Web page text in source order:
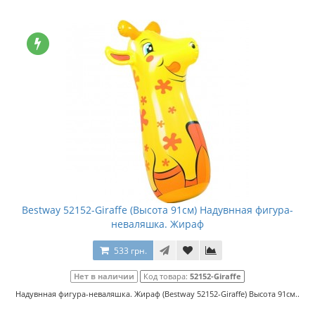
Bestway 52152-Giraffe (Высота 91см) Надувнная фигура-
неваляшка. Жираф
533 грн.
Нет в наличии Код товара: 52152-Giraffe
Надувнная фигура-неваляшка. Жираф (Bestway 52152-Giraffe) Высота 91см..